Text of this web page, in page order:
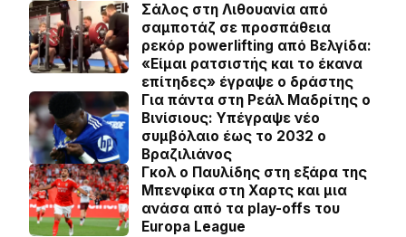
Σάλος στη Λιθουανία από
σαμποτάζ σε προσπάθεια
ρεκόρ powerlifting από Βελγίδα:
«Είμαι ρατσιστής και το έκανα
επίτηδες» έγραψε ο δράστης
Για πάντα στη Ρεάλ Μαδρίτης ο
Βινίσιους: Yπέγραψε νέο
συμβόλαιο έως το 2032 ο
Βραζιλιάνος
Γκολ ο Παυλίδης στη εξάρα της
Μπενφίκα στη Χαρτς και μια
ανάσα από τα play-offs του
Europa League